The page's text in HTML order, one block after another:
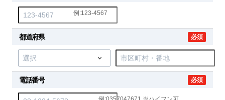
例:123-4567
都道府県 必須
電話番号 必須